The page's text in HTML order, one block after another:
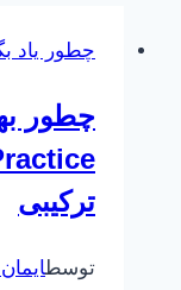
چطور یاد
ترکیبی
توسط